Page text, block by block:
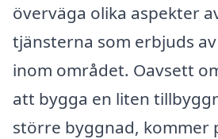
överväga olika aspekter
tjänsterna som erbjuds
inom området. Oavsett
att bygga en liten
större byggnad, kommer